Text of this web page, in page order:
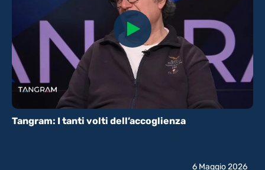
Tangram: I tanti volti dell’accoglienza
6 Maggio 2026